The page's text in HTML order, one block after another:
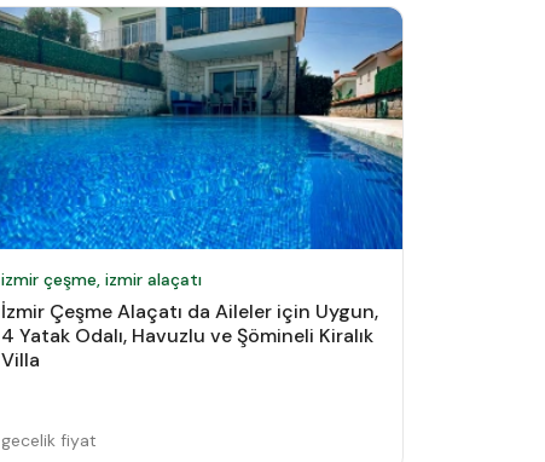
izmir çeşme, izmir alaçatı
İzmir Çeşme Alaçatı da Aileler için Uygun,
4 Yatak Odalı, Havuzlu ve Şömineli Kiralık
Villa
gecelik fiyat